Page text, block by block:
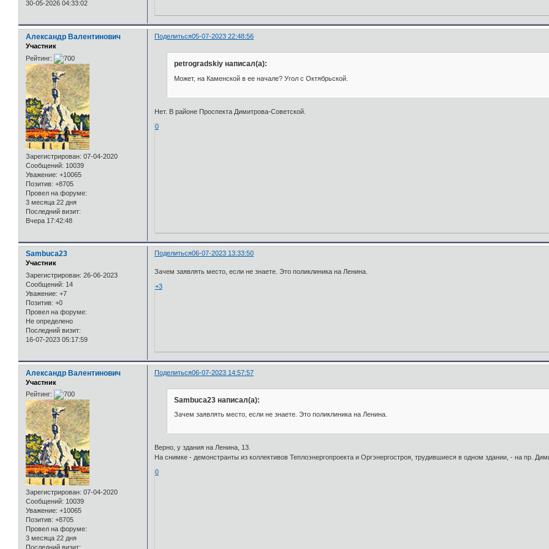
30-05-2026 04:33:02
Поделиться05-07-2023 22:48:56
Александр Валентинович
Участник
Рейтинг:
Зарегистрирован: 07-04-2020
Сообщений: 10039
Уважение: +10065
Позитив: +8705
Провел на форуме:
3 месяца 22 дня
Последний визит:
Вчера 17:42:48
petrogradskiy написал(а):
Может, на Каменской в ее начале? Угол с Октябрьской.
Нет. В районе Проспекта Димитрова-Советской.
0
Поделиться06-07-2023 13:33:50
Sambuca23
Участник
Зарегистрирован: 26-06-2023
Сообщений: 14
Уважение: +7
Позитив: +0
Провел на форуме:
Не определено
Последний визит:
16-07-2023 05:17:59
Зачем заявлять место, если не знаете. Это поликлиника на Ленина.
+3
Поделиться06-07-2023 14:57:57
Александр Валентинович
Участник
Рейтинг:
Зарегистрирован: 07-04-2020
Сообщений: 10039
Уважение: +10065
Позитив: +8705
Провел на форуме:
3 месяца 22 дня
Последний визит:
Sambuca23 написал(а):
Зачем заявлять место, если не знаете. Это поликлиника на Ленина.
Верно, у здания на Ленина, 13.
На снимке - демонстранты из коллективов Теплоэнергопроекта и Оргэнергостроя, трудившиеся в одном здании, - на пр.
0